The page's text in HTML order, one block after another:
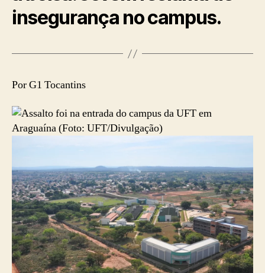
insegurança no campus.
Por G1 Tocantins